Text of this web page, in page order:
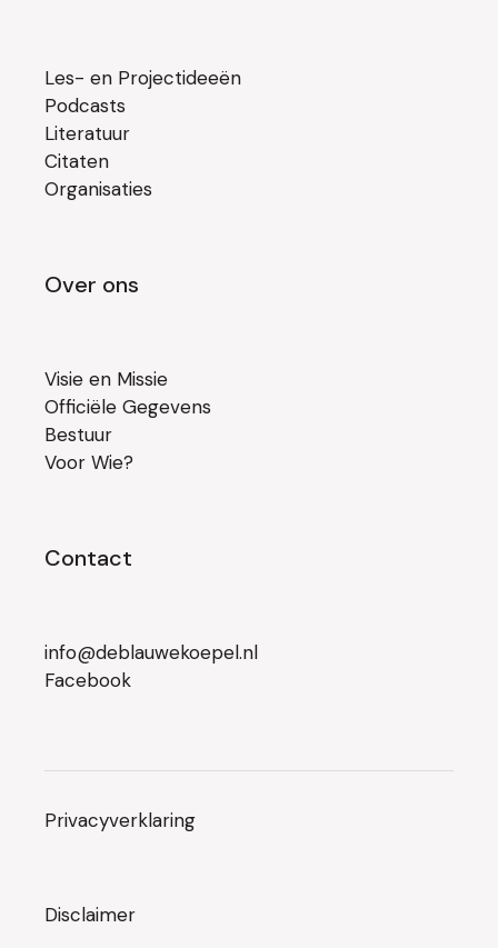
Les- en Projectideeën
Podcasts
Literatuur
Citaten
Organisaties
Over ons
Visie en Missie
Officiële Gegevens
Bestuur
Voor Wie?
Contact
info@deblauwekoepel.nl
Facebook
Privacyverklaring
Disclaimer